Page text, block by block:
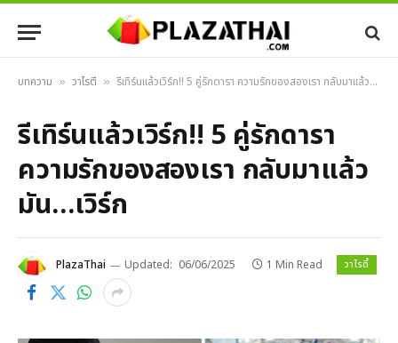
บทความ » วาไรตี้ » รีเทิร์นแล้วเวิร์ก!! 5 คู่รักดารา ความรักของสองเรา กลับมาแล้วมัน…เวิร์ก
รีเทิร์นแล้วเวิร์ก!! 5 คู่รักดารา
ความรักของสองเรา กลับมาแล้ว
มัน…เวิร์ก
PlazaThai Updated: 06/06/2025 1 Min Read วาไรตี้